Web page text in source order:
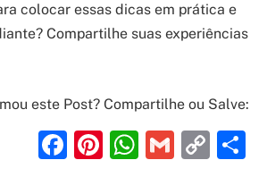
colocar essas dicas em prática e
Compartilhe suas experiências
este Post? Compartilhe ou Salve:
Facebook
Pinterest
Gmail